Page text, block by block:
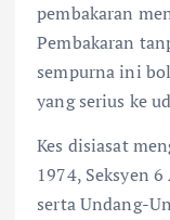
pembakaran
Pembakaran
sempurna ini
yang serius ke
Kes disiasat
1974, Seksyen
serta Undang-